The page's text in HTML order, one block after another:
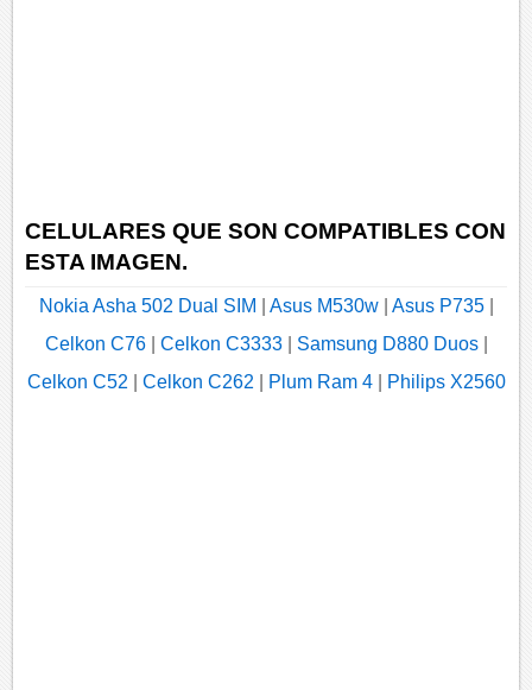
CELULARES QUE SON COMPATIBLES CON
ESTA IMAGEN.
Nokia Asha 502 Dual SIM Asus M530w| Asus P735|
Celkon C76| Celkon C3333| Samsung D880 Duos|
Celkon C52
Celkon C262 Plum Ram 4| Philips X2560